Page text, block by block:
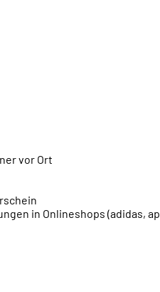
vor Ort
in Onlineshops (adidas,